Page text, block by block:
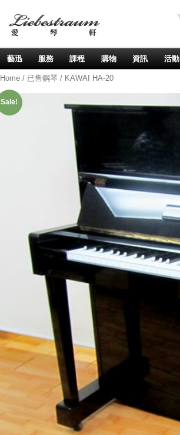
藝迅 服務 課程 購物 資訊 活動
Home / 已售鋼琴 / KAWAI HA-20
Sale!